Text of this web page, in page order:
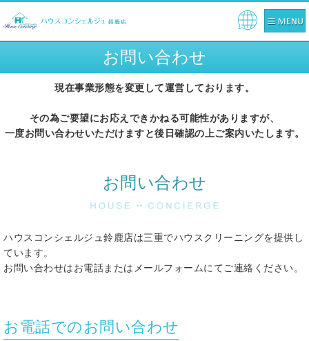
お問い合わせ
現在事業形態を変更して運営しております。
その為ご要望にお応えできかねる可能性がありますが、
一度お問い合わせいただけますと後日確認の上ご案内いたします。
お問い合わせ
ハウスコンシェルジュ鈴鹿店は三重でハウスクリーニングを提供し
ています。
お問い合わせはお電話またはメールフォームにてご連絡ください。
お電話でのお問い合わせ